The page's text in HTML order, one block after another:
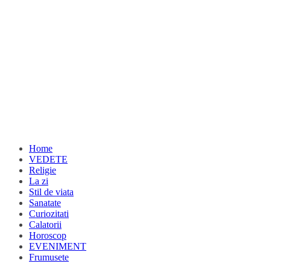
Home
VEDETE
Religie
La zi
Stil de viata
Sanatate
Curiozitati
Calatorii
Horoscop
EVENIMENT
Frumusete